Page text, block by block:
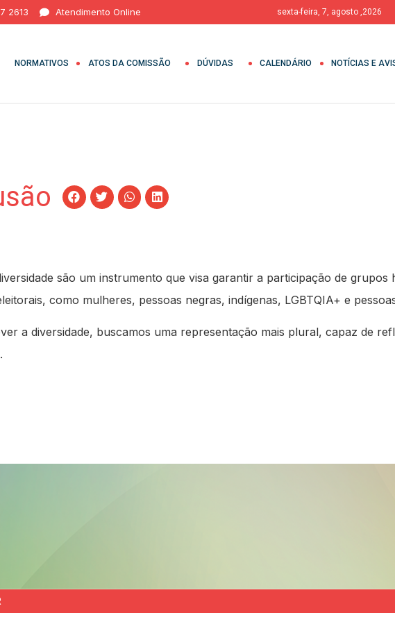
2613 Atendimento Online sexta-feira, 7, agosto ,2026
NORMATIVOS ATOS DA COMISSÃO DÚVIDAS CALENDÁRIO NOTÍCIAS E
são um instrumento que visa garantir a participação de grupos
como mulheres, pessoas negras, indígenas, LGBTQIA+ e
a diversidade, buscamos uma representação mais plural, capaz de